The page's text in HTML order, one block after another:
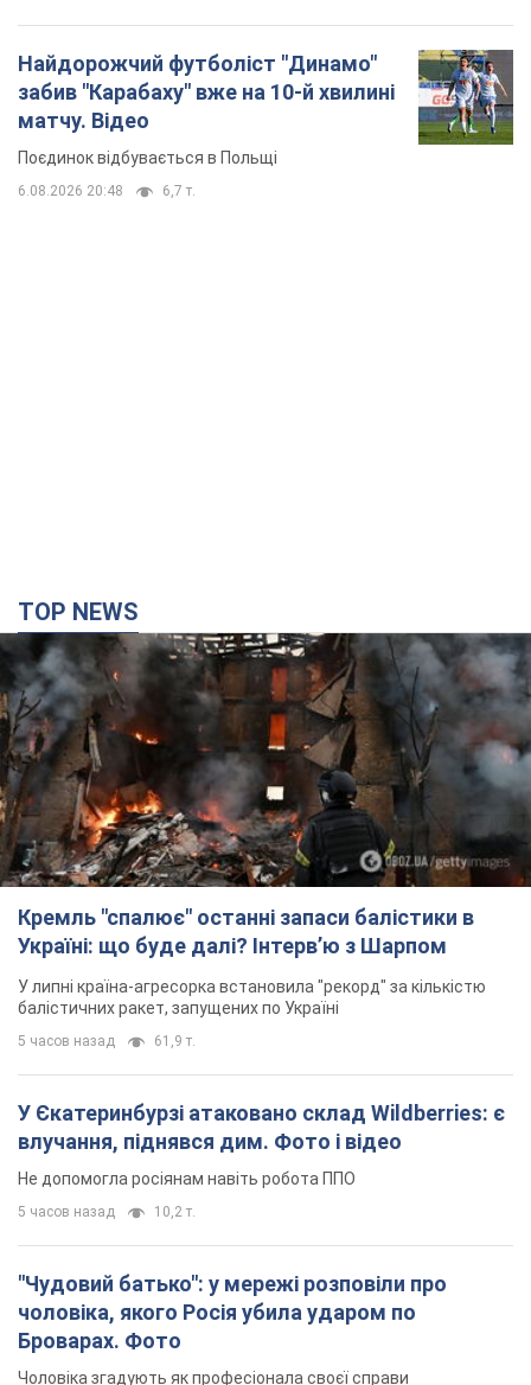
Найдорожчий футболіст "Динамо"
забив "Карабаху" вже на 10-й хвилині
матчу. Відео
Поєдинок відбувається в Польщі
6.08.2026 20:48 6,7 т.
TOP NEWS
Кремль "спалює" останні запаси балістики в
Україні: що буде далі? Інтерв’ю з Шарпом
У липні країна-агресорка встановила "рекорд" за кількістю
балістичних ракет, запущених по Україні
5 часов назад 61,9 т.
У Єкатеринбурзі атаковано склад Wildberries: є
влучання, піднявся дим. Фото і відео
Не допомогла росіянам навіть робота ППО
5 часов назад 10,2 т.
"Чудовий батько": у мережі розповіли про
чоловіка, якого Росія убила ударом по
Броварах. Фото
Чоловіка згадують як професіонала своєї справи